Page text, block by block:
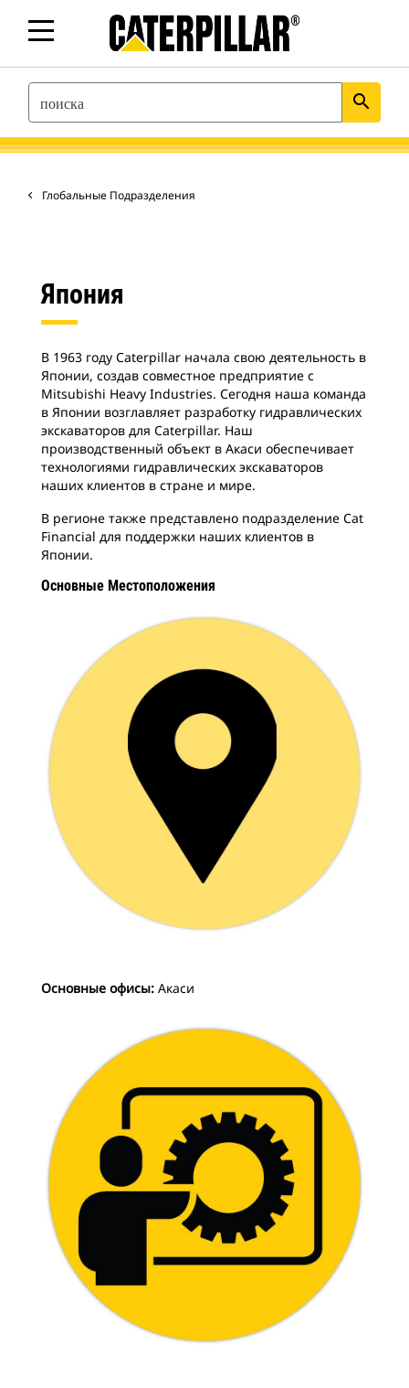
SEARCH search
Глобальные Подразделения
Япония
В 1963 году Caterpillar начала свою деятельность в
Японии, создав совместное предприятие с
Mitsubishi Heavy Industries. Сегодня наша команда
в Японии возглавляет разработку гидравлических
экскаваторов для Caterpillar. Наш
производственный объект в Акаси обеспечивает
технологиями гидравлических экскаваторов
наших клиентов в стране и мире.
В регионе также представлено подразделение Cat
Financial для поддержки наших клиентов в
Японии.
Основные Местоположения
Основные офисы: Акаси